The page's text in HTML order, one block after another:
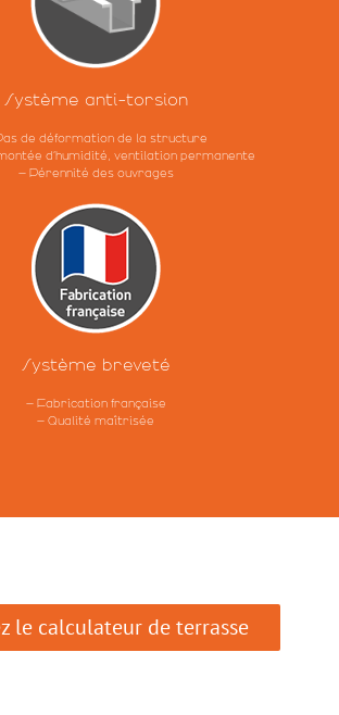
Système anti-torsion
de déformation de la structure
d’humidité, ventilation permanente
– Pérennité des ouvrages
Système breveté
– Fabrication française
– Qualité maîtrisée
le calculateur de terrasse